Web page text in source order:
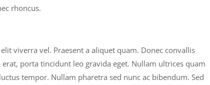
rhoncus.
viverra vel. Praesent a aliquet quam. Donec convallis
porta tincidunt leo gravida eget. Nullam ultrices quam
tempor. Nullam pharetra sed nunc ac bibendum. Sed